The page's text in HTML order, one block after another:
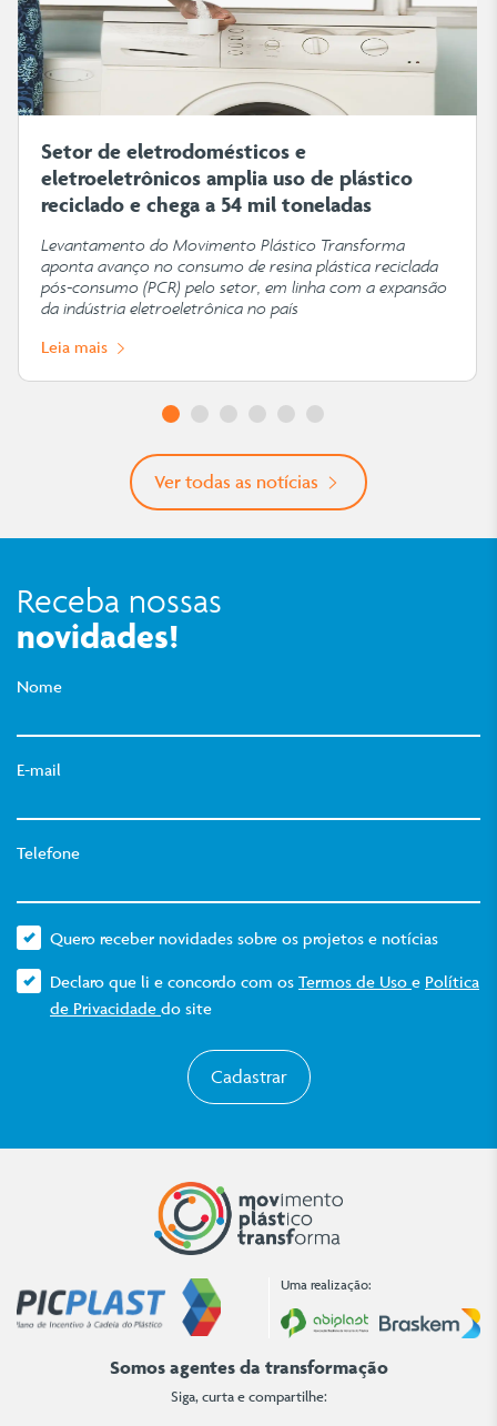
Setor de eletrodomésticos e
eletroeletrônicos amplia uso de plástico
reciclado e chega a 54 mil toneladas
Levantamento do Movimento Plástico Transforma
aponta avanço no consumo de resina plástica reciclada
pós-consumo (PCR) pelo setor, em linha com a expansão
da indústria eletroeletrônica no país
Leia mais
Ver todas as notícias
Receba nossas
novidades!
Nome
E-mail
Telefone
Quero receber novidades sobre os projetos e notícias
Declaro que li e concordo com os Termos de Uso e Política
de Privacidade do site
Cadastrar
Uma realização:
Somos agentes da transformação
Siga, curta e compartilhe: